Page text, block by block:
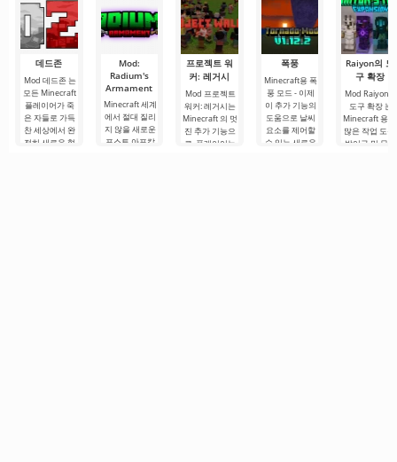
데드존
Mod 데드존 는
모든 Minecraft
플레이어가 죽
은 자들로 가득
찬 세상에서 완
전히 새로운 형
Mod:
Radium's
Armament
Minecraft 세계
에서 절대 질리
지 않을 새로운
포스트 아포칼
프로젝트 워
커: 레거시
Mod 프로젝트
워커: 레거시는
Minecraft 의 멋
진 추가 기능으
로, 플레이어는
폭풍
Minecraft용 폭
풍 모드 - 이제
이 추가 기능의
도움으로 날씨
요소를 제어할
수 있는 새로운
Raiyon의 도
구 확장
Mod Raiyon의
도구 확장 는
Minecraft 용
많은 작업 도구,
방어구 및 무기